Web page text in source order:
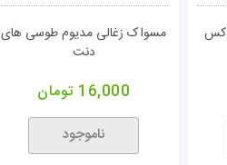
مسواک زغالی مدیوم طوسی های
دنت
16,000 تومان
ناموجود